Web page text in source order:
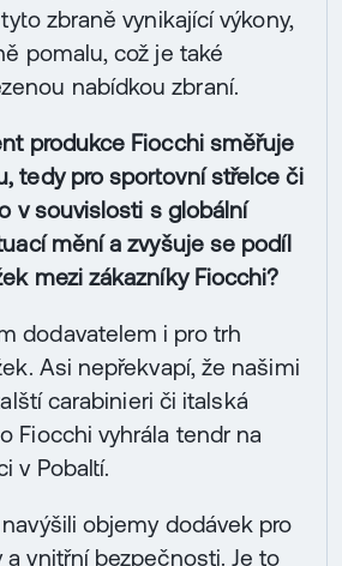
zbraně vynikající výkony,
pomalu, což je také
nabídkou zbraní.
produkce Fiocchi směřuje
tedy pro sportovní střelce či
v souvislosti s globální
mění a zvyšuje se podíl
mezi zákazníky Fiocchi?
dodavatelem i pro trh
Asi nepřekvapí, že našimi
carabinieri či italská
Fiocchi vyhrála tendr na
v Pobaltí.
objemy dodávek pro
vnitřní bezpečnosti. Je to